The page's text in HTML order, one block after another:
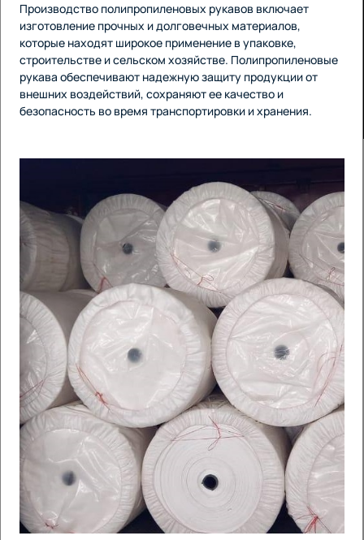
Производство полипропиленовых рукавов включает
изготовление прочных и долговечных материалов,
которые находят широкое применение в упаковке,
строительстве и сельском хозяйстве. Полипропиленовые
рукава обеспечивают надежную защиту продукции от
внешних воздействий, сохраняют ее качество и
безопасность во время транспортировки и хранения.